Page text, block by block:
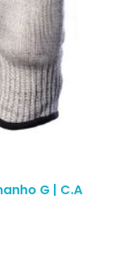
G | C.A